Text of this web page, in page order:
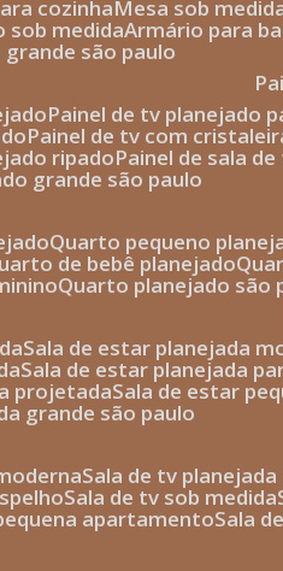
cozinha mesa sob
sob medida armário para
grande são paulo
painel de tv planejado
painel de tv com
ripado painel de sala
grande são paulo
quarto pequeno
quarto de bebê planejado
quarto planejado são
sala de estar planejada
sala de estar planejada
projetada sala de estar
grande são paulo
sala de tv
sala de tv sob medida
apartamento sala